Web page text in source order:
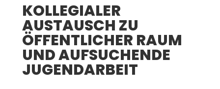
KOLLEGIALER
AUSTAUSCH ZU
ÖFFENTLICHER RAUM
UND AUFSUCHENDE
JUGENDARBEIT